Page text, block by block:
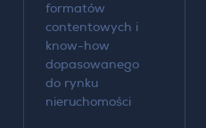
formatów
contentowych i
know-how
dopasowanego
do rynku
nieruchomości